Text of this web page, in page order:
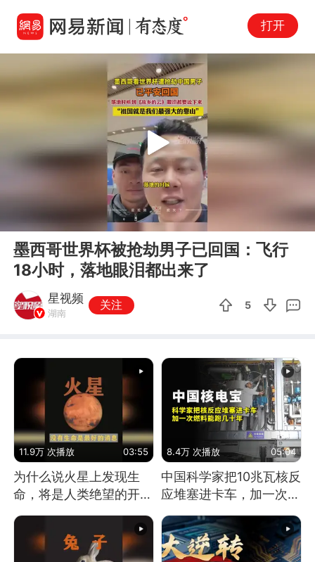
打开
Play
墨西哥世界杯被抢劫男子已回国：飞行
18小时，落地眼泪都出来了
星视频
湖南
关注 5
11.9万 次播放 03:55
为什么说火星上发现生
命，将是人类绝望的开
始？
8.4万 次播放 05:04
中国科学家把10兆瓦核反
应堆塞进卡车，加一次燃
料能跑几十年